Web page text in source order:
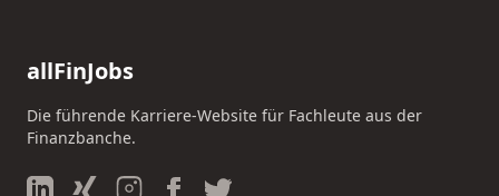
allFinJobs
Die führende Karriere-Website für Fachleute aus der
Finanzbanche.